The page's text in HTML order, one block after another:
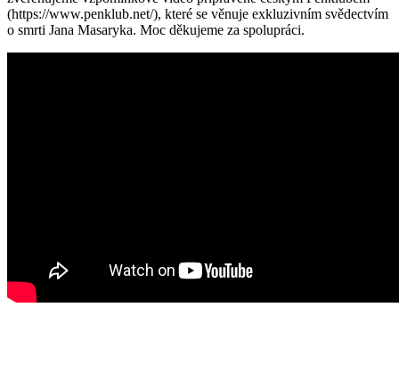
(https://www.penklub.net/), které se věnuje exkluzivním svědectvím
o smrti Jana Masaryka. Moc děkujeme za spolupráci.